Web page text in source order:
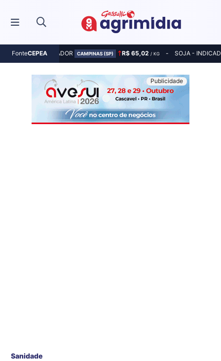
FonteCEPEA
MILHO - INDICADOR CAMPINAS (SP) R$ 65,02 / KG SOJA -
Sanidade